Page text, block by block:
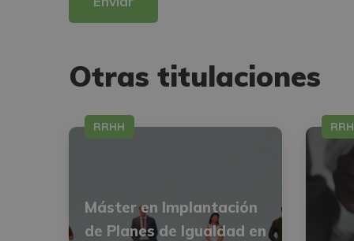
Otras titulaciones
RRHH
Máster en Implantación
de Planes de Igualdad en